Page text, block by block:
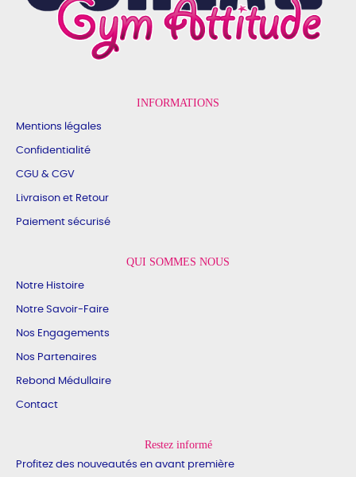
INFORMATIONS
Mentions légales
Confidentialité
CGU & CGV
Livraison et Retour
Paiement sécurisé
QUI SOMMES NOUS
Notre Histoire
Notre Savoir-Faire
Nos Engagements
Nos Partenaires
Rebond Médullaire
Contact
Restez informé
Profitez des nouveautés en avant première